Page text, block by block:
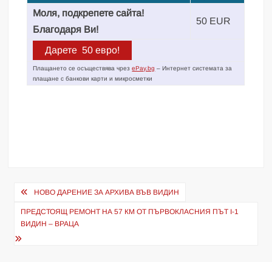
Моля, подкрепете сайта!
Благодаря Ви!
50 EUR
Плащането се осъществява чрезePay.bg – Интернет системата за
плащане с банкови карти и микросметки
Навигация
НОВО ДАРЕНИЕ ЗА АРХИВА ВЪВ ВИДИН
ПРЕДСТОЯЩ РЕМОНТ НА 57 КМ ОТ ПЪРВОКЛАСНИЯ ПЪТ I-1
ВИДИН – ВРАЦА